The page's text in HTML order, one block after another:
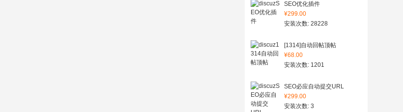
SEO优化插件
¥299.00
安装次数: 28228
[1314]自动回帖顶帖
¥68.00
安装次数: 1201
SEO必应自动提交URL
¥299.00
安装次数: 3